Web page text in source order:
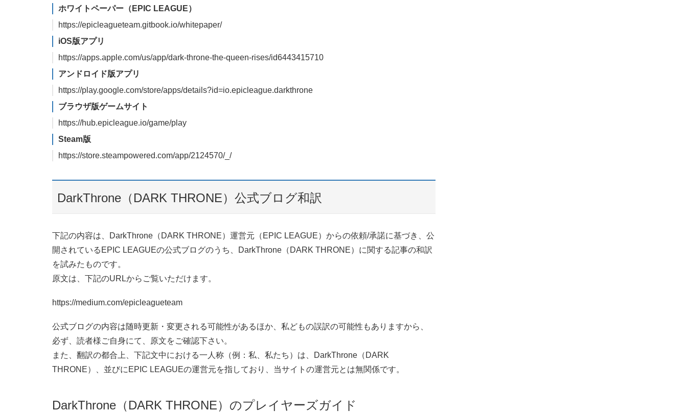
ホワイトペーパー（EPIC LEAGUE）
https://epicleagueteam.gitbook.io/whitepaper/
iOS版アプリ
https://apps.apple.com/us/app/dark-throne-the-queen-rises/id6443415710
アンドロイド版アプリ
https://play.google.com/store/apps/details?id=io.epicleague.darkthrone
ブラウザ版ゲームサイト
https://hub.epicleague.io/game/play
Steam版
https://store.steampowered.com/app/2124570/_/
DarkThrone（DARK THRONE）公式ブログ和訳
下記の内容は、DarkThrone（DARK THRONE）運営元（EPIC LEAGUE）からの依頼/承諾に基づき、公
開されているEPIC LEAGUEの公式ブログのうち、DarkThrone（DARK THRONE）に関する記事の和訳
を試みたものです。
原文は、下記のURLからご覧いただけます。
https://medium.com/epicleagueteam
公式ブログの内容は随時更新・変更される可能性があるほか、私どもの誤訳の可能性もありますから、
必ず、読者様ご自身にて、原文をご確認下さい。
また、翻訳の都合上、下記文中における一人称（例：私、私たち）は、DarkThrone（DARK
THRONE）、並びにEPIC LEAGUEの運営元を指しており、当サイトの運営元とは無関係です。
DarkThrone（DARK THRONE）のプレイヤーズガイド